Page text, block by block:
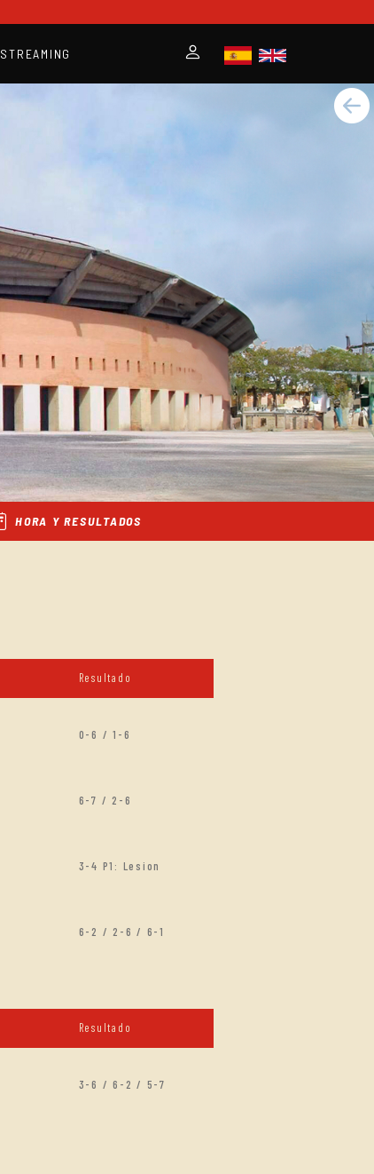
STREAMING
HORA Y RESULTADOS
Resultado
0-6 / 1-6
6-7 / 2-6
3-4 P1: Lesion
6-2 / 2-6 / 6-1
Resultado
3-6 / 6-2 / 5-7